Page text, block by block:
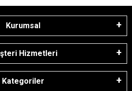
Kurumsal
Hizmetleri
Kategoriler